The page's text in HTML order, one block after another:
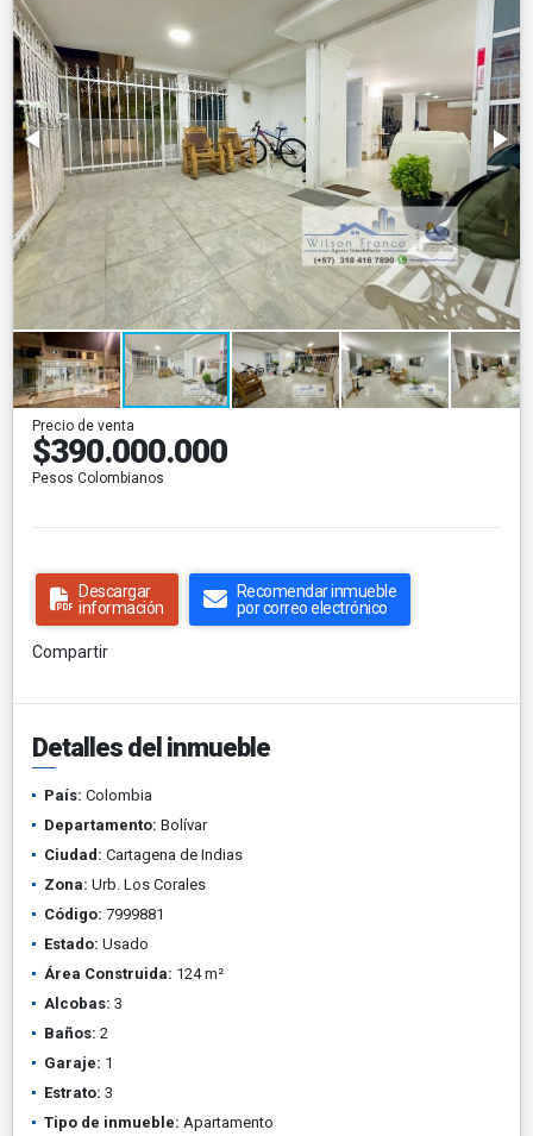
Precio de venta
$390.000.000
Pesos Colombianos
Descargar
información
Recomendar inmueble
por correo electrónico
Compartir
Detalles del inmueble
País: Colombia
Departamento: Bolívar
Ciudad: Cartagena de Indias
Zona: Urb. Los Corales
Código: 7999881
Estado: Usado
Área Construida: 124 m²
Alcobas: 3
Baños: 2
Garaje: 1
Estrato: 3
Tipo de inmueble: Apartamento